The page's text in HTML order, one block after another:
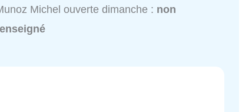
Michel ouverte dimanche : non